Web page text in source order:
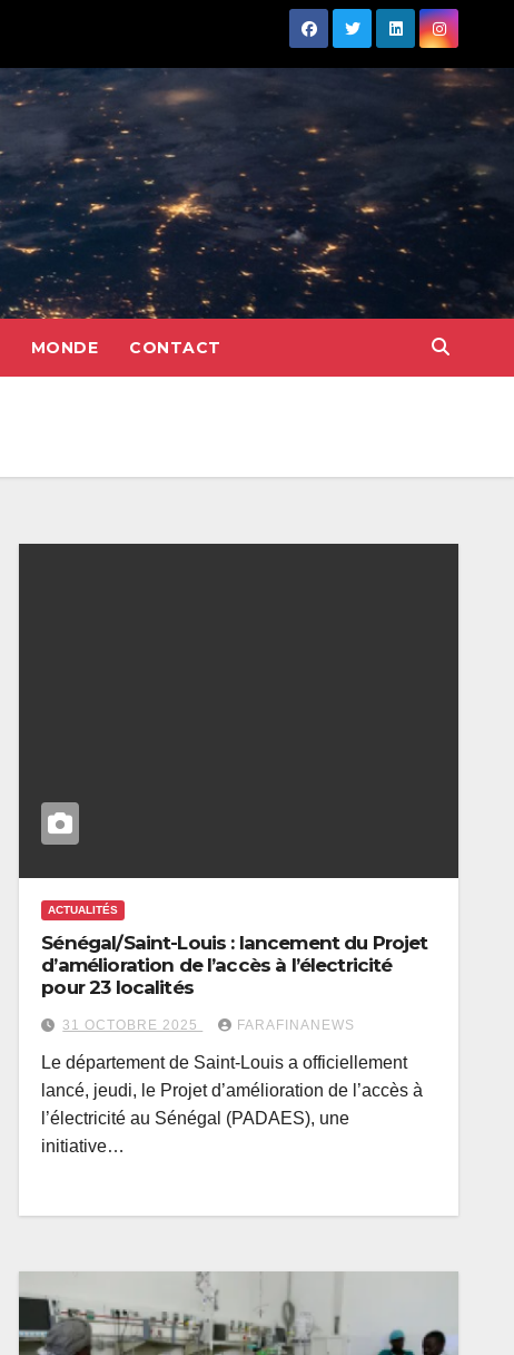
MONDE CONTACT
ACTUALITÉS
Sénégal/Saint-Louis : lancement du Projet
d’amélioration de l’accès à l’électricité
pour 23 localités
31 OCTOBRE 2025 FARAFINANEWS
Le département de Saint-Louis a officiellement
lancé, jeudi, le Projet d’amélioration de l’accès à
l’électricité au Sénégal (PADAES), une
initiative…